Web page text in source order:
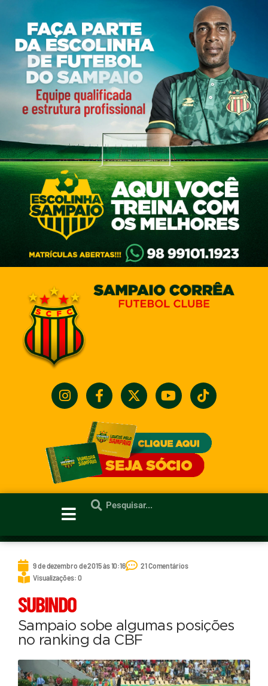
9 de dezembro de 2015 às 10:16
21 Comentários
Visualizações: 0
SUBINDO
Sampaio sobe algumas posições
no ranking da CBF